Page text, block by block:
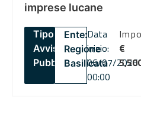
imprese lucane
Tipo:
Avviso
Pubblico
Ente:
Regione
Basilicata
Data
inizio:
06/07/2026
00:00
€